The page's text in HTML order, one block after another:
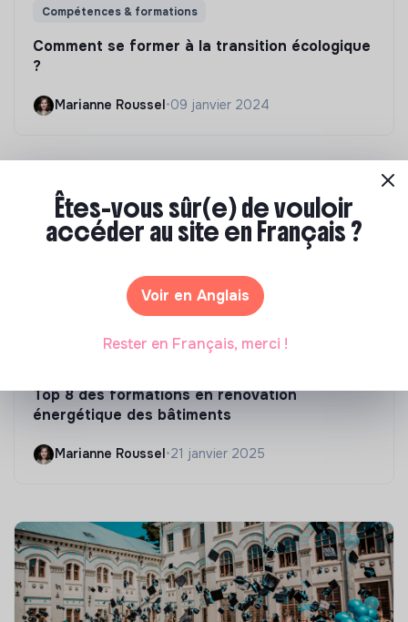
Compétences & formations
Comment se former à la transition écologique
?
Marianne Roussel •09 janvier 2024
Top 8 des formations en rénovation
énergétique des bâtiments
Marianne Roussel•21 janvier 2025
Êtes-vous sûr(e) de vouloir
accéder au site en Français ?
Voir en Anglais
Rester en Français, merci !